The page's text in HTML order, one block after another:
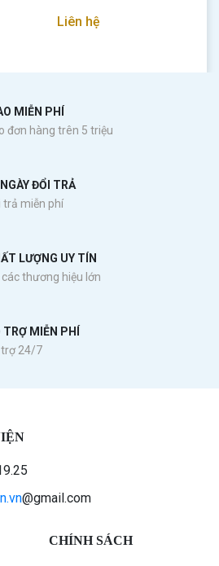
Liên hệ
MIỄN PHÍ
đơn hàng trên 5 triệu
ĐỔI TRẢ
trả miễn phí
LƯỢNG UY TÍN
thương hiệu lớn
TRỢ MIỄN PHÍ
trợ 24/7
@gmail.com
CHÍNH SÁCH